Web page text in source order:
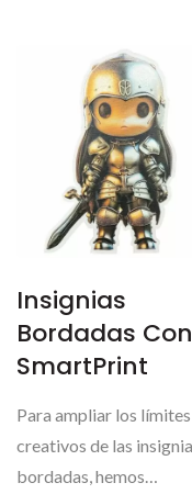
Insignias
Bordadas Con
SmartPrint
Para ampliar los límites
creativos de las
bordadas, hemos